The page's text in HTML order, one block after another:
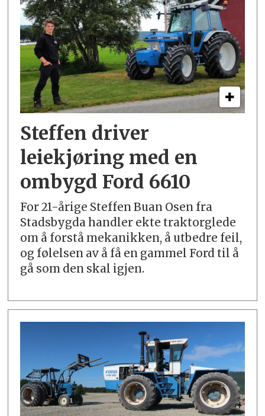
Steffen driver
leiekjøring med en
ombygd Ford 6610
For 21-årige Steffen Buan Osen fra
Stadsbygda handler ekte traktorglede
om å forstå mekanikken, å utbedre feil,
og følelsen av å få en gammel Ford til å
gå som den skal igjen.